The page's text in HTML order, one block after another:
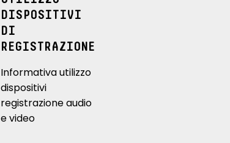
DISPOSITIVI
DI
REGISTRAZIONE
Informativa utilizzo
dispositivi
registrazione audio
e video